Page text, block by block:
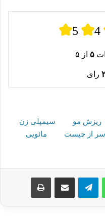
5 4
۵ از ۵
رای
ریزش مو
سیمپلی زن
از چیست
مائویی
واتس آپ تلگرام اشتراک گذاری از طریق ایمیل چاپ